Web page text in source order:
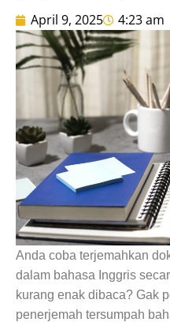
April 9, 2025 4:23 am
Anda coba terjemahkan
dalam bahasa Inggris
kurang enak dibaca? Gak
penerjemah tersumpah